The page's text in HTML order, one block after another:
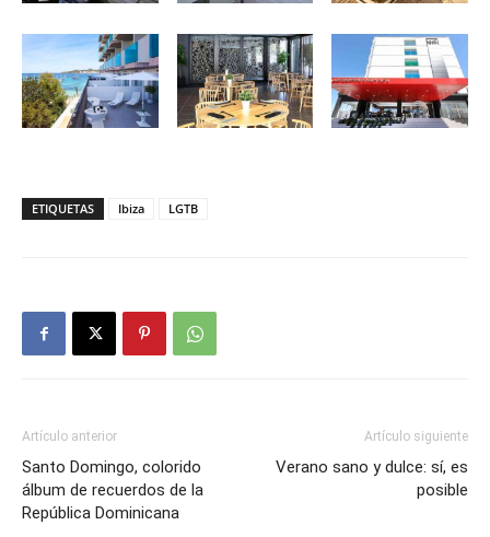
ETIQUETAS Ibiza LGTB
Artículo anterior
Santo Domingo, colorido
álbum de recuerdos de la
República Dominicana
Artículo siguiente
Verano sano y dulce: sí, es
posible